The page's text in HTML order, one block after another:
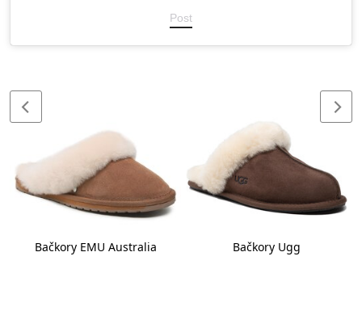
Post
Bačkory EMU Australia Bačkory Ugg